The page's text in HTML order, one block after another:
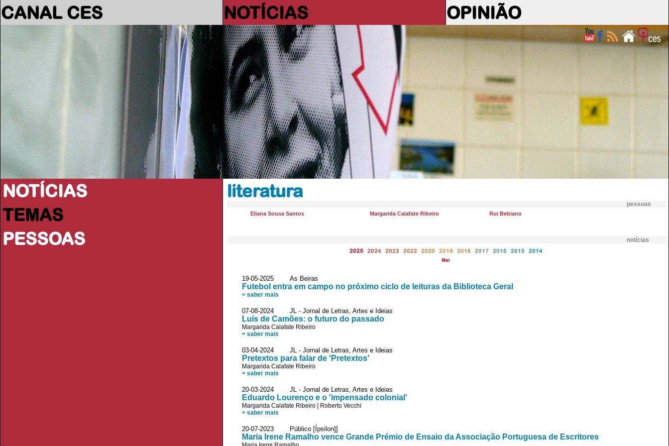
CANAL CES NOTÍCIAS OPINIÃO
NOTÍCIAS
TEMAS
PESSOAS
literatura
pessoas
Eliana Sousa Santos Margarida Calafate Ribeiro Rui Bebiano
notícias
2025 2024 2023 2022 2020 2019 2018 2017 2016 2015 2014
Mai
19-05-2025 As Beiras
Futebol entra em campo no próximo ciclo de leituras da Biblioteca Geral
> saber mais
07-08-2024 JL - Jornal de Letras, Artes e Ideias
Luís de Camões: o futuro do passado
Margarida Calafate Ribeiro
> saber mais
03-04-2024 JL - Jornal de Letras, Artes e Ideias
Pretextos para falar de 'Pretextos'
Margarida Calafate Ribeiro
> saber mais
20-03-2024 JL - Jornal de Letras, Artes e Ideias
Eduardo Lourenço e o 'impensado colonial'
Margarida Calafate Ribeiro
Roberto Vecchi
> saber mais
20-07-2023 Público [Ípsilon]]
Maria Irene Ramalho vence Grande Prémio de Ensaio da Associação Portuguesa de Escritores